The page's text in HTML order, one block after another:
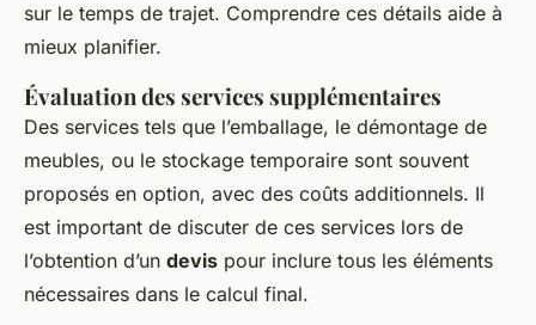
sur le temps de trajet. Comprendre ces détails aide à
mieux planifier.
Évaluation des services supplémentaires
Des services tels que l’emballage, le démontage de
meubles, ou le stockage temporaire sont souvent
proposés en option, avec des coûts additionnels. Il
est important de discuter de ces services lors de
l’obtention d’un devis pour inclure tous les éléments
nécessaires dans le calcul final.